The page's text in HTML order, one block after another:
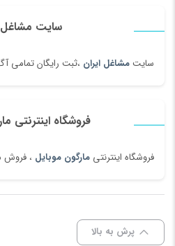
سایت مشاغل
سایت مشاغل ایران ،ثبت رایگان تمامی
فروشگاه اینترنتی
فروشگاه اینترنتی مارگون موبایل ، فروش
پرش به بالا